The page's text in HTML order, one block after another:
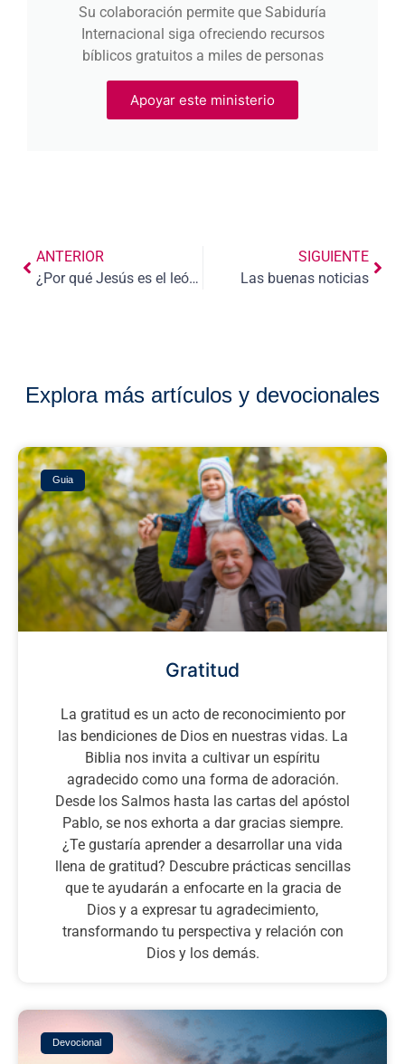
Su colaboración permite que Sabiduría
Internacional siga ofreciendo recursos
bíblicos gratuitos a miles de personas
Apoyar este ministerio
ANTERIOR
¿Por qué Jesús es el león de Judá?
SIGUIENTE
Las buenas noticias
Explora más artículos y devocionales
Guia
Gratitud
La gratitud es un acto de reconocimiento por
las bendiciones de Dios en nuestras vidas. La
Biblia nos invita a cultivar un espíritu
agradecido como una forma de adoración.
Desde los Salmos hasta las cartas del apóstol
Pablo, se nos exhorta a dar gracias siempre.
¿Te gustaría aprender a desarrollar una vida
llena de gratitud? Descubre prácticas sencillas
que te ayudarán a enfocarte en la gracia de
Dios y a expresar tu agradecimiento,
transformando tu perspectiva y relación con
Dios y los demás.
Devocional